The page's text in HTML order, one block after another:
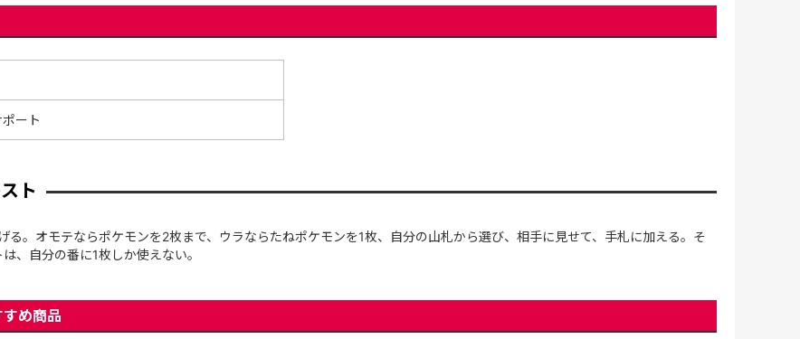
ポート
ト
る。オモテならポケモンを2枚まで、ウラならたねポケモンを1枚、自分の山札から選び、相手に見せて、手札に加える。そ
、自分の番に1枚しか使えない。
め商品